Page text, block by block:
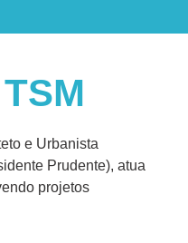
e Urbanista
Prudente), atua
projetos